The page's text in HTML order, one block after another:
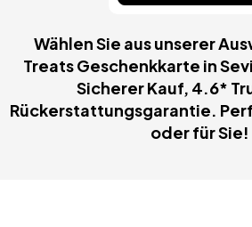
Wählen Sie aus unserer
Treats Geschenkkarte in
Sicherer Kauf, 4.6*
Rückerstattungsgarantie.
oder für Sie!